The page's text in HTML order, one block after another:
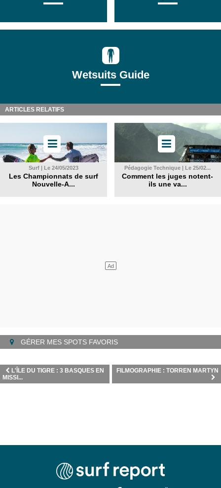
Wetsuits Guide
ARTICLES RELATIFS
Surf | Le 24/05/2023
Les Championnats de surf
Nouvelle-A...
Pédagogie Technique | Le 25/02...
Comment les juges notent-
ils une va...
GÉRER MES SPOTS FAVORIS
FILMOGRAPHIE : TORREN MARTYN
L'ÎLE DU TIGRE : 3 BASQUES EN
MISSI...